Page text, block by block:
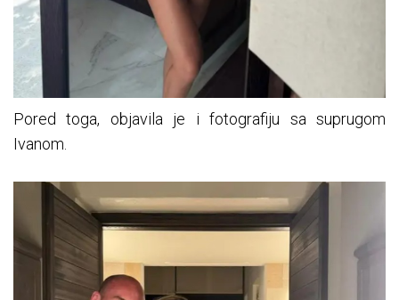
Pored toga, objavila je i fotografiju sa suprugom
Ivanom.